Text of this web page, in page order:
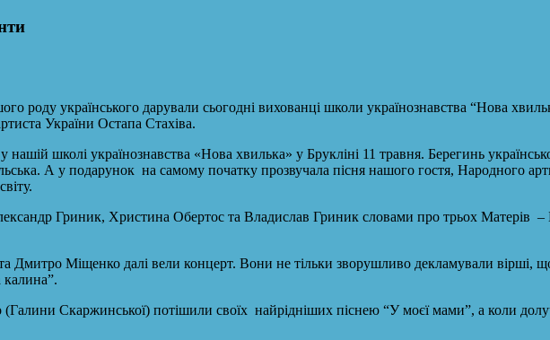
роду українського дарували сьогодні вихованці школи українознавства “Нова
України Остапа Стахіва.
школі українознавства «Нова хвилька» у Брукліні 11 травня. Берегинь
А у подарунок на самому початку прозвучала пісня нашого гостя, Народного
Гриник, Христина Обертос та Владислав Гриник словами про трьох Матерів –
та Дмитро Міщенко далі вели концерт. Вони не тільки зворушливо декламували
(Галини Скаржинської) потішили своїх найрідніших піснею “У моєї мами”, а коли